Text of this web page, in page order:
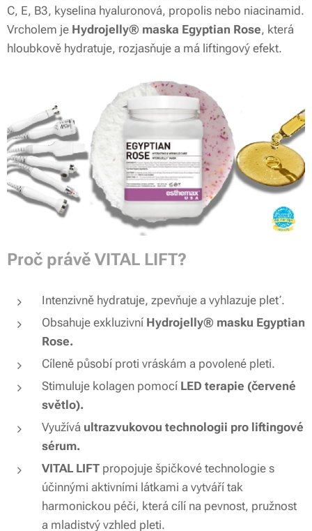
C, E, B3, kyselina hyaluronová, propolis nebo niacinamid.
Vrcholem je Hydrojelly® maska Egyptian Rose, která
hloubkově hydratuje, rozjasňuje a má liftingový efekt.
Proč právě VITAL LIFT?
Intenzivně hydratuje, zpevňuje a vyhlazuje pleť.
Obsahuje exkluzivní Hydrojelly® masku Egyptian
Rose.
Cíleně působí proti vráskám a povolené pleti.
Stimuluje kolagen pomocí LED terapie (červené
světlo).
Využívá ultrazvukovou technologii pro liftingové
sérum.
VITAL LIFT propojuje špičkové technologie s
účinnými aktivními látkami a vytváří tak
harmonickou péči, která cílí na pevnost, pružnost
a mladistvý vzhled pleti.